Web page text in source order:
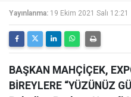
Yayınlanma: 19 Ekim 2021 Salı 12:21
BAŞKAN MAHÇİÇEK,
BİREYLERE “YÜZÜNÜZ